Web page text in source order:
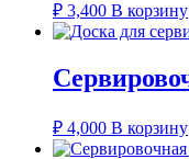
₽ 3,400 В корзину
₽ 4,000 В корзину